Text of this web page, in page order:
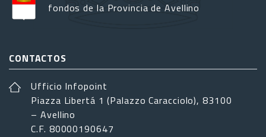
fondos de la Provincia de Avellino
CONTACTOS
Ufficio Infopoint
Piazza Libertá 1 (Palazzo Caracciolo), 83100
– Avellino
C.F. 80000190647